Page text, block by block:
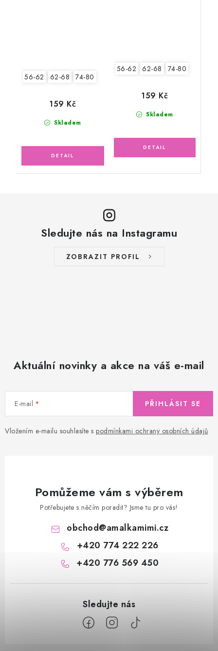
56-62 62-68 74-80
Skladem
159 Kč
56-62 62-68 74-80
Skladem
159 Kč
Sledujte nás na Instagramu
ZOBRAZIT PROFIL
Aktuální novinky a akce na váš e-mail
E-mail
Vložením e-mailu souhlasíte s podmínkami ochrany osobních údajů
PŘIHLÁSIT SE
Pomůžeme vám s výběrem
Potřebujete s něčím poradit? Jsme tu pro vás!
obchod@amalkamimi.cz
+420 774 222 226
+420 776 569 450